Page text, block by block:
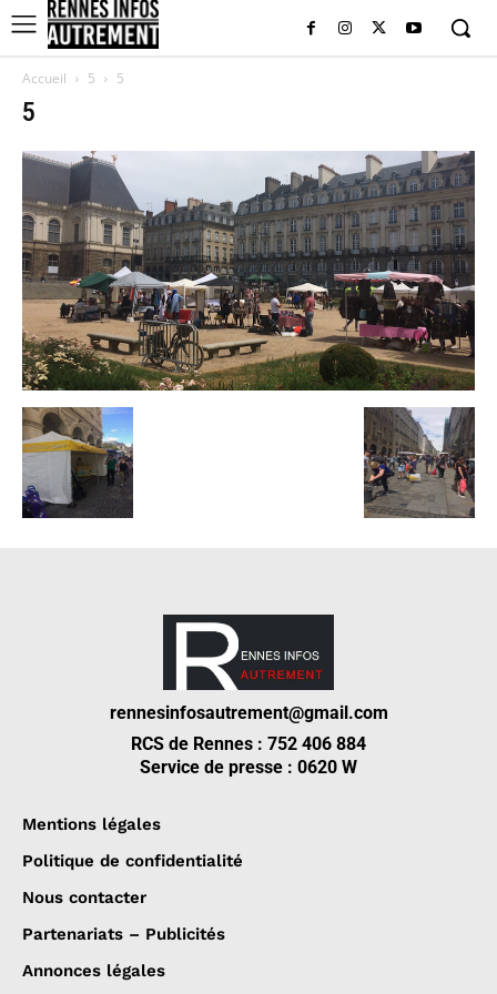
Accueil 5 5
5
rennesinfosautrement@gmail.com
RCS de Rennes : 752 406 884
Service de presse : 0620 W
Mentions légales
Politique de confidentialité
Nous contacter
Partenariats – Publicités
Annonces légales